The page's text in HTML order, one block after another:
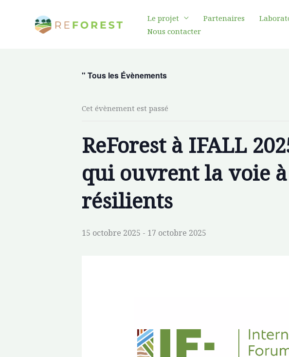
Le projet Partenaires
Nous contacter
" Tous les Évènements
Cet évènement est passé
ReForest à IFALL
qui ouvrent la voie à
résilients
15 octobre 2025 - 17 octobre 2025